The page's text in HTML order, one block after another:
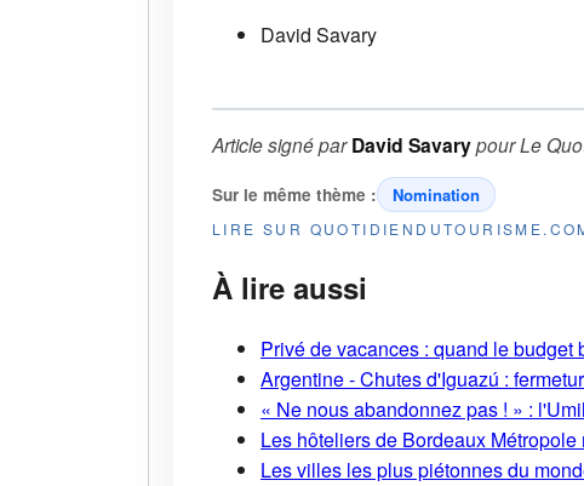
David Savary
Article signé parDavid SavarypourLe
Sur le même thème : Nomination
LIRE SUR
À lire aussi
Privé de vacances : quand le
Argentine - Chutes d'Iguazú :
« Ne nous abandonnez pas ! » :
Les hôteliers de Bordeaux
Les villes les plus piétonnes du